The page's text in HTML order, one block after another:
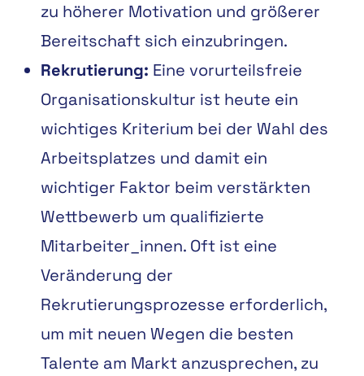
zu höherer Motivation und größerer
Bereitschaft sich einzubringen.
Rekrutierung: Eine vorurteilsfreie
Organisationskultur ist heute ein
wichtiges Kriterium bei der Wahl des
Arbeitsplatzes und damit ein
wichtiger Faktor beim verstärkten
Wettbewerb um qualifizierte
Mitarbeiter innen. Oft ist eine
Veränderung der
Rekrutierungsprozesse erforderlich,
um mit neuen Wegen die besten
Talente am Markt anzusprechen, zu